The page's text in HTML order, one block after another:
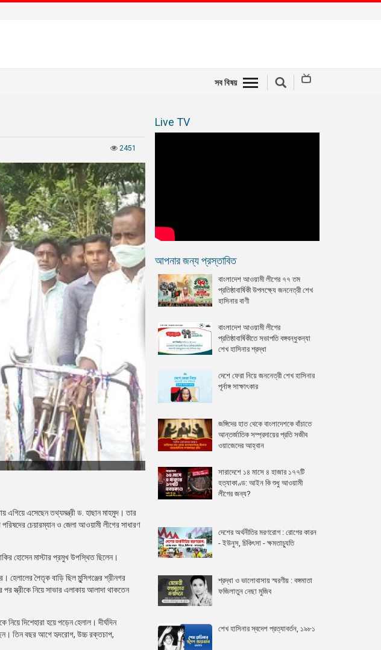
সব বিষয়
2451
এসেছেন তথ্যমন্ত্রী ড. হাছান মাহমুদ। তার
চেয়ারম্যান ও জেলা আওয়ামী লীগের সাধারণ
হোসেন মাস্টার প্রমুখ উপস্থিত ছিলেন।
পৈতৃক বাড়ি ছিল মুন্সিগঞ্জের শ্রীনগর
স্ত্রীকে নিয়ে সাভার এলাকায় আলাদা থাকতেন
দিশেহারা হয়ে পড়েন হেলাল। দীর্ঘদিন
তিন বছর আগে হৃদরোগ, উচ্চ রক্তচাপ,
Live TV
আপনার জন্য প্রস্তাবিত
বাংলাদেশ আওয়ামী লীগের ৭৭ তম
প্রতিষ্ঠাবার্ষিকী উপলক্ষ্যে জননেত্রী শেখ
হাসিনার বাণী
বাংলাদেশ আওয়ামী লীগের
প্রতিষ্ঠাবার্ষিকীতে সভাপতি বঙ্গবন্ধুকন্যা
শেখ হাসিনার শ্রদ্ধা
দেশে ফেরা নিয়ে জননেত্রী শেখ হাসিনার
পূর্নাঙ্গ সাক্ষাৎকার
জঙ্গিদের হাত থেকে বাংলাদেশকে বাঁচাতে
আন্তর্জাতিক সম্প্রদায়ের প্রতি সজীব
ওয়াজেদের আহ্বান
সারাদেশে ১৪ মাসে ৪ হাজার ১৭৭টি
হত্যাকাণ্ড: আইন কি শুধু আওয়ামী
লীগের জন্য?
দেশের অর্থনীতির মরণরোগ : রোগের কারন
- ইউনুস, চিকিৎসা - ক্ষমতাচ্যুতি
শ্রদ্ধা ও ভালোবাসায় স্মরণীয় : বঙ্গমাতা
ফজিলাতুন নেছা মুজিব
শেখ হাসিনার স্বদেশ প্রত্যাবর্তন, ১৯৮১